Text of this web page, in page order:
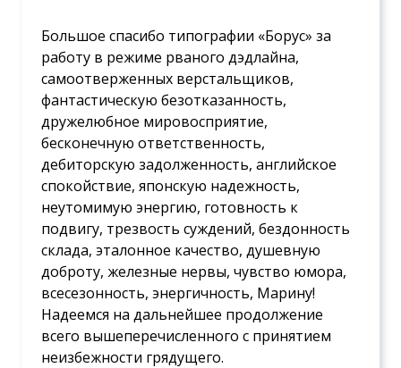
Большое спасибо типографии «Борус» за
работу в режиме рваного дэдлайна,
самоотверженных верстальщиков,
фантастическую безотказанность,
дружелюбное мировосприятие,
бесконечную ответственность,
дебиторскую задолженность, английское
спокойствие, японскую надежность,
неутомимую энергию, готовность к
подвигу, трезвость суждений, бездонность
склада, эталонное качество, душевную
доброту, железные нервы, чувство юмора,
всесезонность, энергичность, Марину!
Надеемся на дальнейшее продолжение
всего вышеперечисленного с принятием
неизбежности грядущего.